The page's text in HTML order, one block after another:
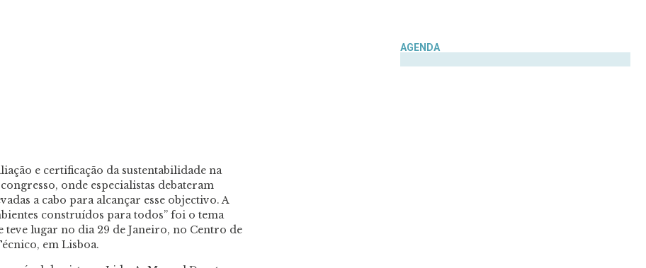
e certificação da sustentabilidade na
onde especialistas debateram
a cabo para alcançar esse objectivo. A
construídos para todos” foi o tema
teve lugar no dia 29 de Janeiro, no Centro de
em Lisboa.
AGENDA